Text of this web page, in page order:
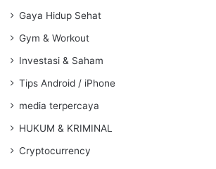
Gaya Hidup Sehat
Gym & Workout
Investasi & Saham
Tips Android / iPhone
media terpercaya
HUKUM & KRIMINAL
Cryptocurrency